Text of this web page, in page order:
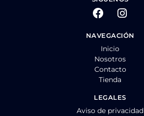
NAVEGACIÓN
Inicio
Nosotros
Contacto
Tienda
LEGALES
Aviso de privacidad